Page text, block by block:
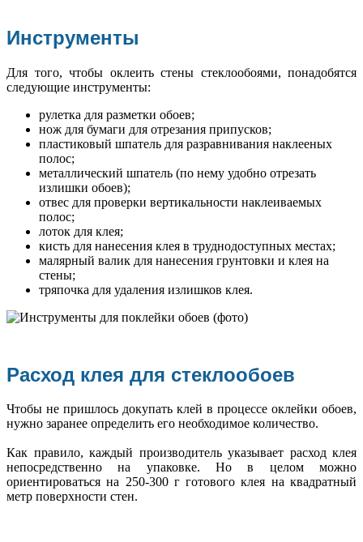
Инструменты
Для того, чтобы оклеить стены стеклообоями, понадобятся
следующие инструменты:
рулетка для разметки обоев;
нож для бумаги для отрезания припусков;
пластиковый шпатель для разравнивания наклееных
полос;
металлический шпатель (по нему удобно отрезать
излишки обоев);
отвес для проверки вертикальности наклеиваемых
полос;
лоток для клея;
кисть для нанесения клея в труднодоступных местах;
малярный валик для нанесения грунтовки и клея на
стены;
тряпочка для удаления излишков клея.
Расход клея для стеклообоев
Чтобы не пришлось докупать клей в процессе оклейки обоев,
нужно заранее определить его необходимое количество.
Как правило, каждый производитель указывает расход клея
непосредственно на упаковке. Но в целом можно
ориентироваться на 250-300 г готового клея на квадратный
метр поверхности стен.